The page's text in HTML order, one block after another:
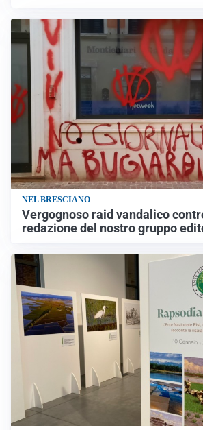
NEL BRESCIANO
Vergognoso raid vandalico
redazione del nostro gruppo